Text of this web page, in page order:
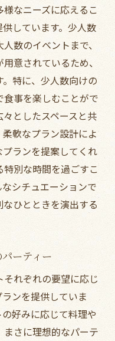
なニーズに応えるこ
しています。少人数
数のイベントまで、
意されているため、
特に、少人数向けの
事を楽しむことがで
としたスペースと共
軟なプラン設計によ
ランを提案してくれ
別な時間を過ごすこ
シチュエーションで
ひとときを演出する
ーティー
れぞれの要望に応じ
ンを提供していま
好みに応じて料理や
さに理想的なパーテ